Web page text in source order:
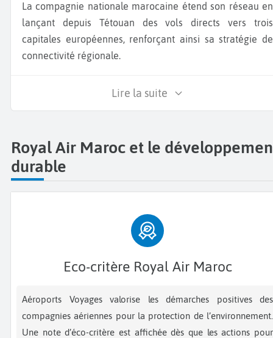
La compagnie nationale marocaine étend son réseau en
lançant depuis Tétouan des vols directs vers trois
capitales européennes, renforçant ainsi sa stratégie de
connectivité régionale.
Lire la suite
Royal Air Maroc et le
durable
Eco-critère Royal Air Maroc
Aéroports Voyages valorise les démarches positives des
compagnies aériennes pour la protection de l’environnement.
Une note d’éco-critère est affichée dès que les actions pour